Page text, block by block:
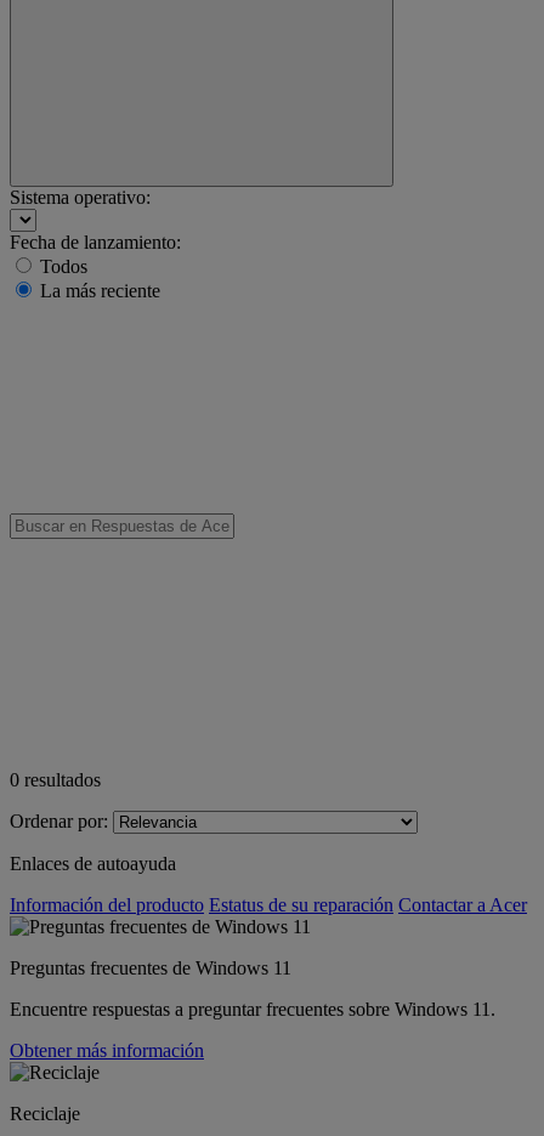
Sistema operativo:
Fecha de lanzamiento:
Todos
La más reciente
0 resultados
Ordenar por:
Enlaces de autoayuda
Información del producto Estatus de su reparación Contactar a Acer
Preguntas frecuentes de Windows 11
Encuentre respuestas a preguntar frecuentes sobre Windows 11.
Obtener más información
Reciclaje